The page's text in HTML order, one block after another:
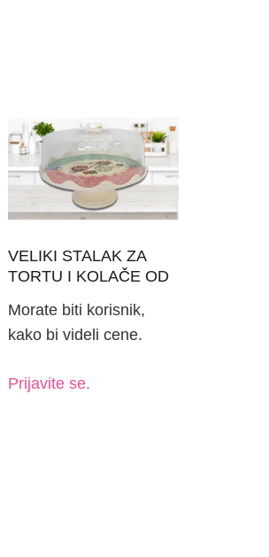
VELIKI STALAK ZA
TORTU I KOLAČE OD
ZVONOM
Morate biti korisnik,
kako bi videli cene.
Prijavite se.